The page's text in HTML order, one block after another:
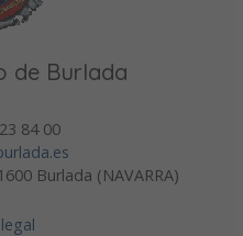
de Burlada
84 00
Burlada (NAVARRA)